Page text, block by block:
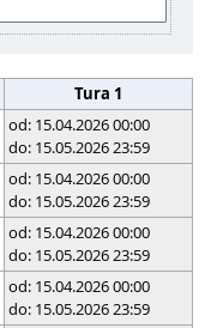
Tura 1
od: 15.04.2026 00:00
do: 15.05.2026 23:59
od: 15.04.2026 00:00
do: 15.05.2026 23:59
od: 15.04.2026 00:00
do: 15.05.2026 23:59
od: 15.04.2026 00:00
do: 15.05.2026 23:59